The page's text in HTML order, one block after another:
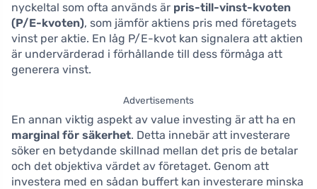
nyckeltal som ofta används är pris-till-vinst-kvoten
(P/E-kvoten), som jämför aktiens pris med företagets
vinst per aktie. En låg P/E-kvot kan signalera att aktien
är undervärderad i förhållande till dess förmåga att
generera vinst.
Advertisements
En annan viktig aspekt av value investing är att ha en
marginal för säkerhet. Detta innebär att investerare
söker en betydande skillnad mellan det pris de betalar
och det objektiva värdet av företaget. Genom att
investera med en sådan buffert kan investerare minska